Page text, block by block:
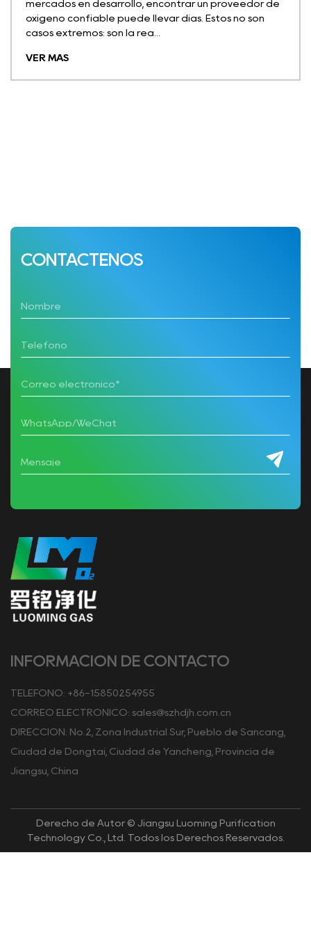
proveedor de
no son
Noticias de la compañía 2026-
[Shanghai, 26 de junio de 2026] - La
de Convenciones y Exposiciones de
CONTÁCTENOS
INFORMACIÓN DE CONTACTO
TELÉFONO: +86-15850254955
CORREO ELECTRÓNICO: sales@szhdjh.com.cn
DIRECCIÓN: No.2, Zona Industrial Sur, Pueblo de Sancang,
Ciudad de Dongtai, Ciudad de Yancheng, Provincia de
Jiangsu, China
Derecho de Autor © Jiangsu Luoming Purification
Technology Co., Ltd. Todos los Derechos Reservados.